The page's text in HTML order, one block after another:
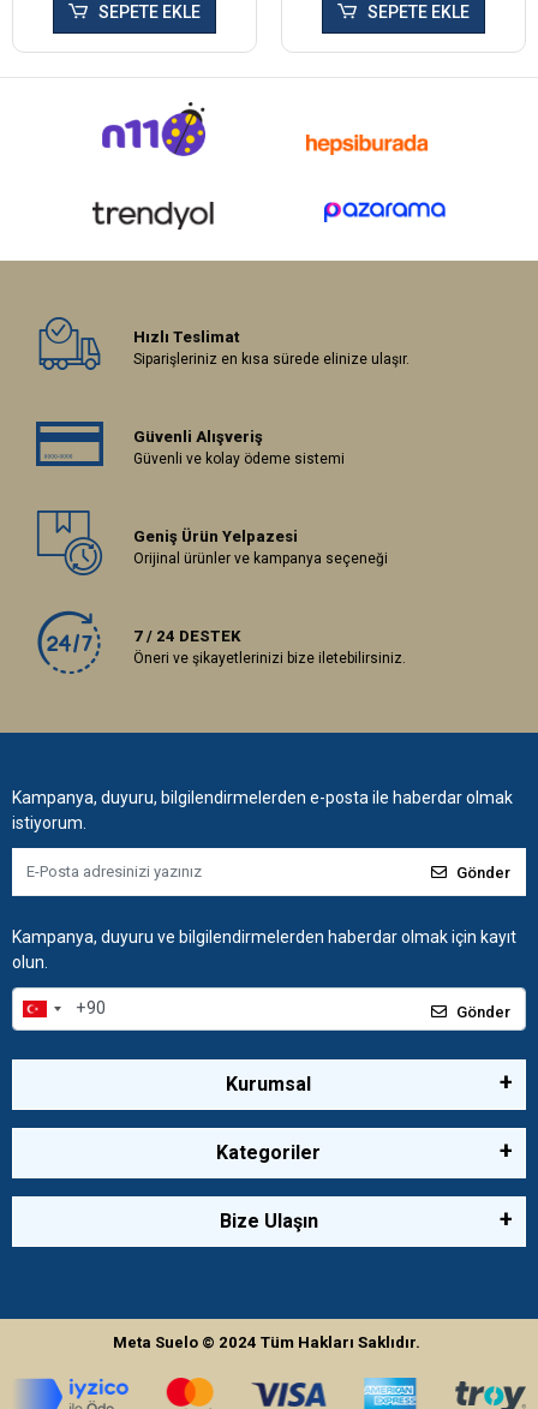
SEPETE EKLE SEPETE EKLE
Hızlı Teslimat
Siparişleriniz en kısa sürede elinize ulaşır.
Güvenli Alışveriş
Güvenli ve kolay ödeme sistemi
Geniş Ürün Yelpazesi
Orijinal ürünler ve kampanya seçeneği
7 / 24 DESTEK
Öneri ve şikayetlerinizi bize iletebilirsiniz.
Kampanya, duyuru, bilgilendirmelerden e-posta ile haberdar olmak
istiyorum.
Gönder
Kampanya, duyuru ve bilgilendirmelerden haberdar olmak için kayıt
olun.
Gönder
Kurumsal
Kategoriler
Bize Ulaşın
Meta Suelo © 2024Tüm Hakları Saklıdır.